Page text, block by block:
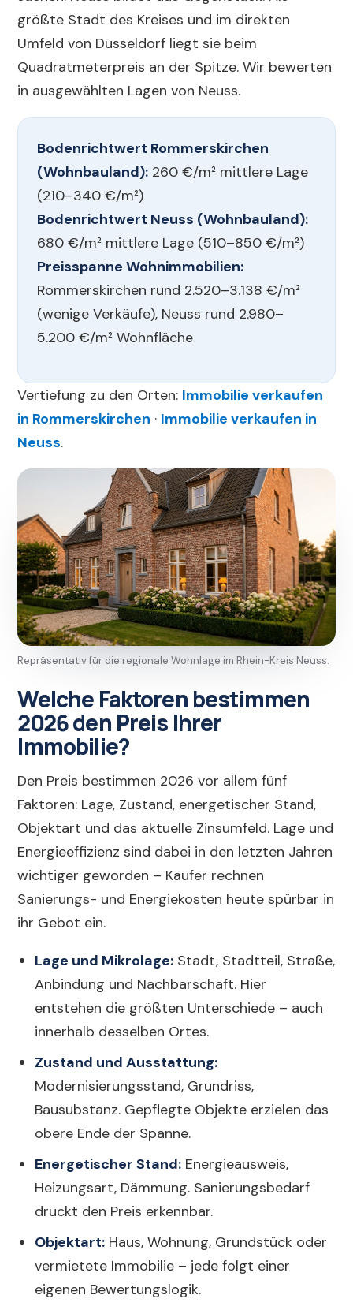
größte Stadt des Kreises und im direkten
Umfeld von Düsseldorf liegt sie beim
Quadratmeterpreis an der Spitze. Wir bewerten
in ausgewählten Lagen von Neuss.
Bodenrichtwert Rommerskirchen
(Wohnbauland): 260 €/m² mittlere Lage
(210–340 €/m²)
Bodenrichtwert Neuss (Wohnbauland):
680 €/m² mittlere Lage (510–850 €/m²)
Preisspanne Wohnimmobilien:
Rommerskirchen rund 2.520–3.138 €/m²
(wenige Verkäufe), Neuss rund 2.980–
5.200 €/m² Wohnfläche
Vertiefung zu den Orten: Immobilie verkaufen
in Rommerskirchen · Immobilie verkaufen in
Neuss.
Repräsentativ für die regionale Wohnlage im Rhein-Kreis Neuss.
Welche Faktoren bestimmen
2026 den Preis Ihrer
Immobilie?
Den Preis bestimmen 2026 vor allem fünf
Faktoren: Lage, Zustand, energetischer Stand,
Objektart und das aktuelle Zinsumfeld. Lage und
Energieeffizienz sind dabei in den letzten Jahren
wichtiger geworden – Käufer rechnen
Sanierungs- und Energiekosten heute spürbar in
ihr Gebot ein.
Lage und Mikrolage: Stadt, Stadtteil, Straße,
Anbindung und Nachbarschaft. Hier
entstehen die größten Unterschiede – auch
innerhalb desselben Ortes.
Zustand und Ausstattung:
Modernisierungsstand, Grundriss,
Bausubstanz. Gepflegte Objekte erzielen das
obere Ende der Spanne.
Energetischer Stand: Energieausweis,
Heizungsart, Dämmung. Sanierungsbedarf
drückt den Preis erkennbar.
Objektart: Haus, Wohnung, Grundstück oder
vermietete Immobilie – jede folgt einer
eigenen Bewertungslogik.